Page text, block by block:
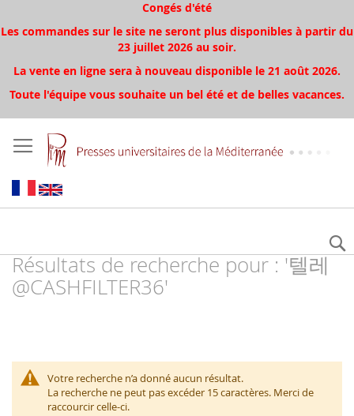
Congés d'été
Les commandes sur le site ne seront plus disponibles à partir du
23 juillet 2026 au soir.
La vente en ligne sera à nouveau disponible le 21 août 2026.
Toute l'équipe vous souhaite un bel été et de belles vacances.
Résultats de recherche pour : '텔레
@CASHFILTER36'
Votre recherche n’a donné aucun résultat.
La recherche ne peut pas excéder 15 caractères. Merci de
raccourcir celle-ci.